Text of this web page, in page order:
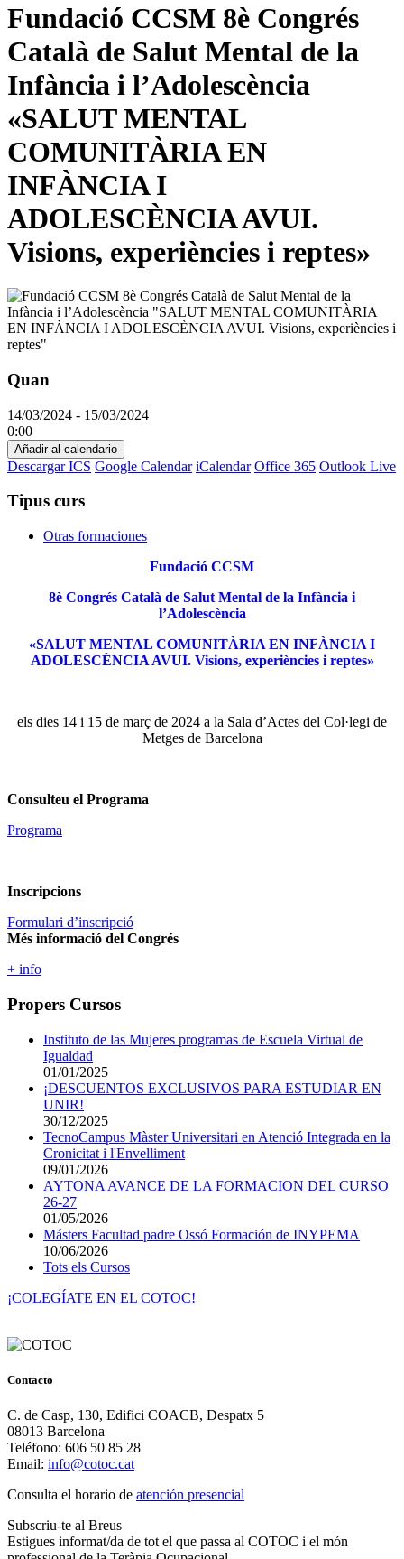
Fundació CCSM 8è Congrés
Català de Salut Mental de la
Infància i l’Adolescència
«SALUT MENTAL
COMUNITÀRIA EN
INFÀNCIA I
ADOLESCÈNCIA AVUI.
Visions, experiències i reptes»
Quan
14/03/2024 - 15/03/2024
0:00
Añadir al calendario
Descargar ICS Google Calendar iCalendar Office 365 Outlook Live
Tipus curs
Otras formaciones
Fundació CCSM
8è Congrés Català de Salut Mental de la Infància i
l’Adolescència
«SALUT MENTAL COMUNITÀRIA EN INFÀNCIA I
ADOLESCÈNCIA AVUI. Visions, experiències i reptes»
els dies 14 i 15 de març de 2024 a la Sala d’Actes del Col·legi de
Metges de Barcelona
Consulteu el Programa
Programa
Inscripcions
Formulari d’inscripció
Més informació del Congrés
+ info
Propers Cursos
Instituto de las Mujeres programas de Escuela Virtual de
Igualdad
01/01/2025
¡DESCUENTOS EXCLUSIVOS PARA ESTUDIAR EN
UNIR!
30/12/2025
TecnoCampus Màster Universitari en Atenció Integrada en la
Cronicitat i l'Envelliment
09/01/2026
AYTONA AVANCE DE LA FORMACION DEL CURSO
26-27
01/05/2026
Másters Facultad padre Ossó Formación de INYPEMA
10/06/2026
Tots els Cursos
¡COLEGÍATE EN EL COTOC!
Contacto
C. de Casp, 130, Edifici COACB, Despatx 5
08013 Barcelona
Teléfono: 606 50 85 28
Email: info@cotoc.cat
Consulta el horario de atención presencial
Subscriu-te al Breus
Estigues informat/da de tot el que passa al COTOC i el món